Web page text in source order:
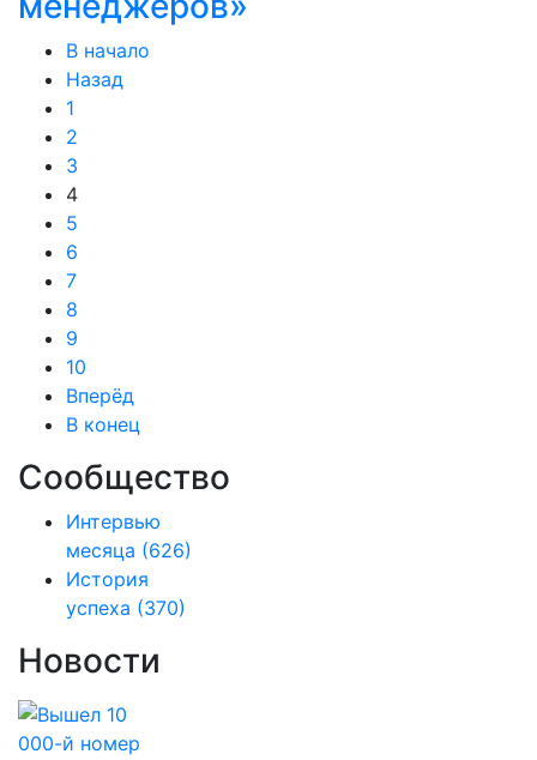
В начало
Назад
1
2
3
4
5
6
7
8
9
10
Вперёд
В конец
Сообщество
Интервью
месяца (626)
История
успеха (370)
Новости